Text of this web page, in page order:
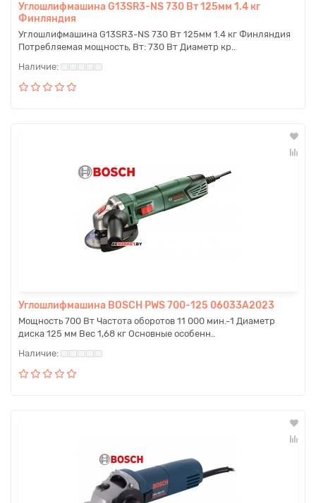
Углошлифмашина G13SR3-NS 730 Вт 125мм 1.4 кг
Финляндия
Углошлифмашина G13SR3-NS 730 Вт 125мм 1.4 кг Финляндия
Потребляемая мощность, Вт: 730 Вт Диаметр кр..
Углошлифмашина BOSCH PWS 700-125 06033А2023
Мощность 700 Вт Частота оборотов 11 000 мин.-1 Диаметр
диска 125 мм Вес 1,68 кг Основные особенн..